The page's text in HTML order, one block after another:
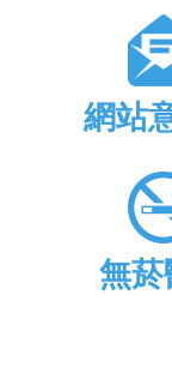
網站
無菸